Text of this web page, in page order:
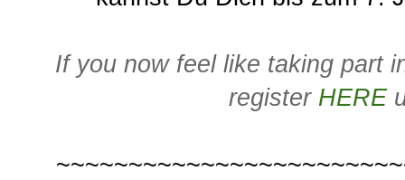
If you now feel like taking part
register HERE